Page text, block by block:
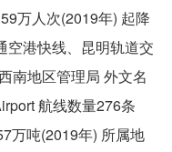
万人次(2019年) 起降
空港快线、昆明轨道交
南地区管理局 外文名
航线数量276条
万吨(2019年) 所属地